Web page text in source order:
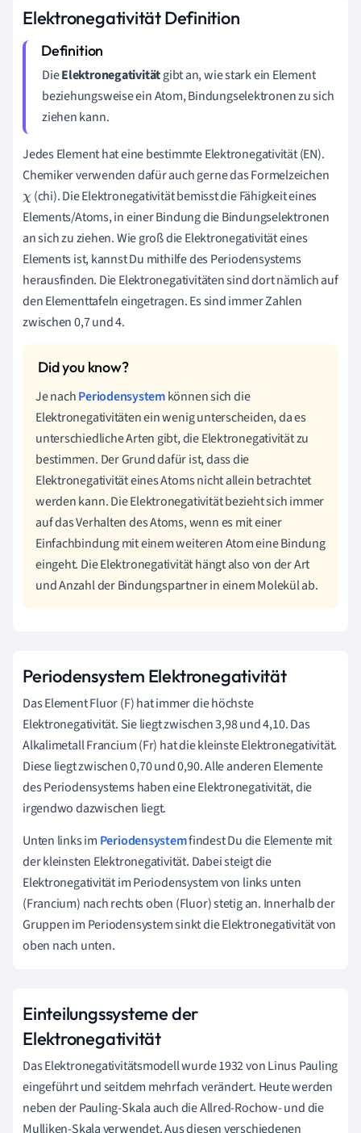
Elektronegativität Definition
DieElektronegativitätgibt an, wie stark ein Element
beziehungsweise ein Atom, Bindungselektronen zu sich
ziehen kann.
Jedes Element hat eine bestimmte Elektronegativität (EN).
Chemiker verwenden dafür auch gerne das Formelzeichen
χ (chi). Die Elektronegativität bemisst die Fähigkeiteines
Elements/Atoms, in einer Bindung die Bindungselektronen
an sich zu ziehen. Wie groß die Elektronegativität eines
Elements ist, kannst Du mithilfe des Periodensystems
herausfinden. Die Elektronegativitäten sind dort nämlich auf
den Elementtafeln eingetragen. Es sind immer Zahlen
zwischen 0,7 und 4.
Je nachPeriodensystemkönnen sich die
Elektronegativitäten ein wenig unterscheiden, da es
unterschiedliche Arten gibt, die Elektronegativität zu
bestimmen. Der Grund dafür ist, dass die
Elektronegativität eines Atoms nicht allein betrachtet
werden kann. Die Elektronegativität bezieht sich immer
auf das Verhalten des Atoms, wenn es mit einer
Einfachbindung mit einem weiteren Atom eine Bindung
eingeht. Die Elektronegativität hängt also von der Art
und Anzahl der Bindungspartner in einem Molekül ab.
Periodensystem Elektronegativität
Das Element Fluor (F) hat immer die höchste
Elektronegativität. Sie liegt zwischen 3,98 und 4,10. Das
Alkalimetall Francium (Fr) hat die kleinste Elektronegativität.
Diese liegt zwischen 0,70 und 0,90. Alle anderen Elemente
des Periodensystems haben eine Elektronegativität, die
irgendwo dazwischen liegt.
Unten links im Periodensystemfindest Du die Elemente mit
der kleinsten Elektronegativität. Dabei steigt die
Elektronegativität im Periodensystem von links unten
(Francium) nach rechts oben (Fluor) stetig an. Innerhalb der
Gruppen im Periodensystem sinkt die Elektronegativität von
oben nach unten.
Einteilungssysteme der
Elektronegativität
Das Elektronegativitätsmodell wurde 1932 von Linus Pauling
eingeführt und seitdem mehrfach verändert. Heute werden
neben der Pauling-Skala auch die Allred-Rochow- und die
Mulliken-Skala verwendet. Aus diesen verschiedenen